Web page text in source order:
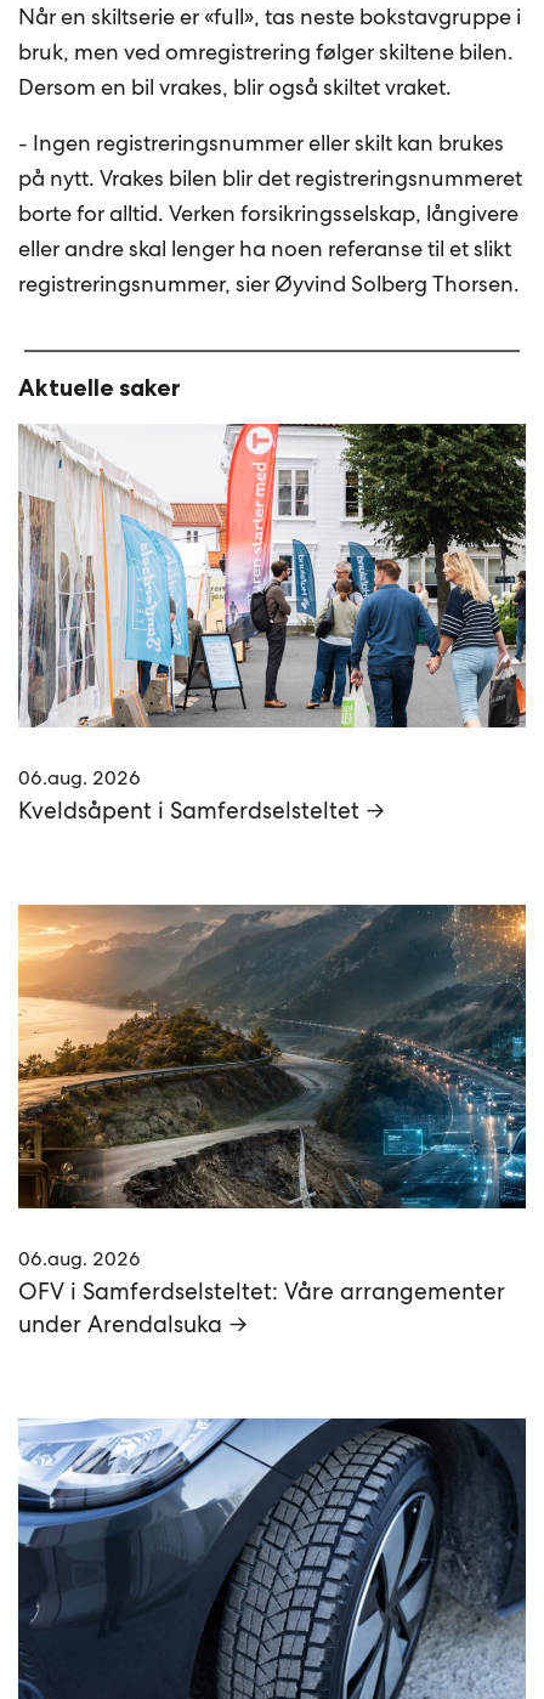
Når en skiltserie er «full», tas neste bokstavgruppe i
bruk, men ved omregistrering følger skiltene bilen.
Dersom en bil vrakes, blir også skiltet vraket.
- Ingen registreringsnummer eller skilt kan brukes
på nytt. Vrakes bilen blir det registreringsnummeret
borte for alltid. Verken forsikringsselskap, långivere
eller andre skal lenger ha noen referanse til et slikt
registreringsnummer, sier Øyvind Solberg Thorsen.
Aktuelle saker
06.aug. 2026
Kveldsåpent i Samferdselsteltet →
06.aug. 2026
OFV i Samferdselsteltet: Våre arrangementer
under Arendalsuka →